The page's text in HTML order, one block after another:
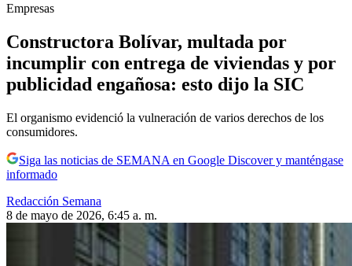
Empresas
Constructora Bolívar, multada por
incumplir con entrega de viviendas y por
publicidad engañosa: esto dijo la SIC
El organismo evidenció la vulneración de varios derechos de los
consumidores.
Siga las noticias de SEMANA en Google Discover y manténgase
informado
Redacción Semana
8 de mayo de 2026, 6:45 a. m.